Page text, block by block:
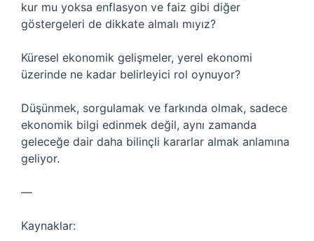
kur mu yoksa enflasyon ve faiz gibi diğer
göstergeleri de dikkate almalı mıyız?
Küresel ekonomik gelişmeler, yerel ekonomi
üzerinde ne kadar belirleyici rol oynuyor?
Düşünmek, sorgulamak ve farkında olmak, sadece
ekonomik bilgi edinmek değil, aynı zamanda
geleceğe dair daha bilinçli kararlar almak anlamına
geliyor.
—
Kaynaklar: